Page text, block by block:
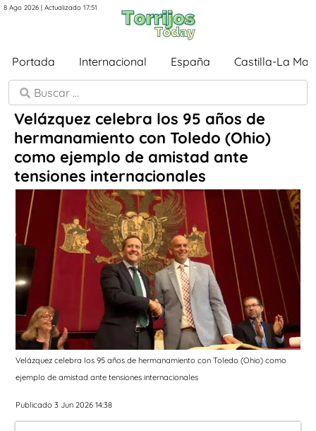
8 Ago 2026 | Actualizado 17:51
Portada Internacional España Castilla-La
Velázquez celebra los 95 años de
hermanamiento con Toledo (Ohio)
como ejemplo de amistad ante
tensiones internacionales
Velázquez celebra los 95 años de hermanamiento con Toledo (Ohio) como
ejemplo de amistad ante tensiones internacionales
Publicado 3 Jun 2026 14:38